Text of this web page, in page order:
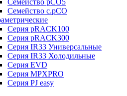
Семейство pCO5
Семейство c.pCO
Серия pRACK100
Серия pRACK300
Серия IR33 Универсальные
Серия IR33 Холодильные
Серия EVD
Серия MPXPRO
Серия PJ easy